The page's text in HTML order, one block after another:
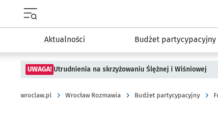
Aktualności Budżet partycypacyjny
UWAGA! Utrudnienia na skrzyżowaniu Ślężnej i Wiśniowej
wroclaw.pl Wrocław Rozmawia Budżet partycypacyjny